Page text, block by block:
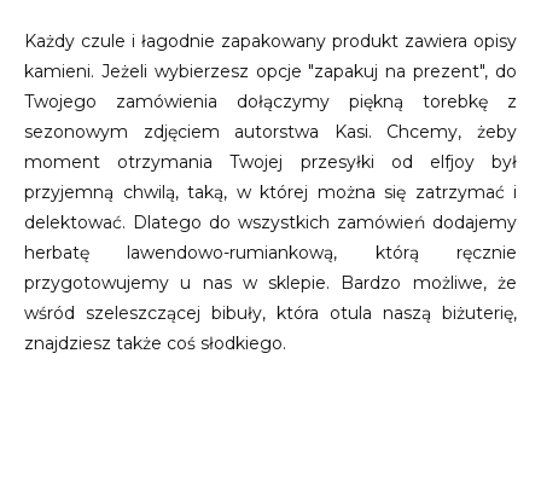
Każdy czule i łagodnie zapakowany produkt zawiera opisy
kamieni. Jeżeli wybierzesz opcje "zapakuj na prezent", do
Twojego zamówienia dołączymy piękną torebkę z
sezonowym zdjęciem autorstwa Kasi. Chcemy, żeby
moment otrzymania Twojej przesyłki od elfjoy był
przyjemną chwilą, taką, w której można się zatrzymać i
delektować. Dlatego do wszystkich zamówień dodajemy
herbatę lawendowo-rumiankową, którą ręcznie
przygotowujemy u nas w sklepie. Bardzo możliwe, że
wśród szeleszczącej bibuły, która otula naszą biżuterię,
znajdziesz także coś słodkiego.